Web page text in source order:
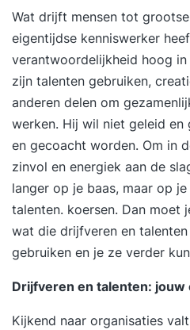
Wat drijft mensen tot
eigentijdse kenniswerker
verantwoordelijkheid hoog
zijn talenten gebruiken,
anderen delen om
werken. Hij wil niet geleid en
en gecoacht worden. Om in
zinvol en energiek aan de
langer op je baas, maar op
talenten. koersen. Dan moet
wat die drijfveren en
gebruiken en je ze verder
Drijfveren en talenten:
Kijkend naar organisaties